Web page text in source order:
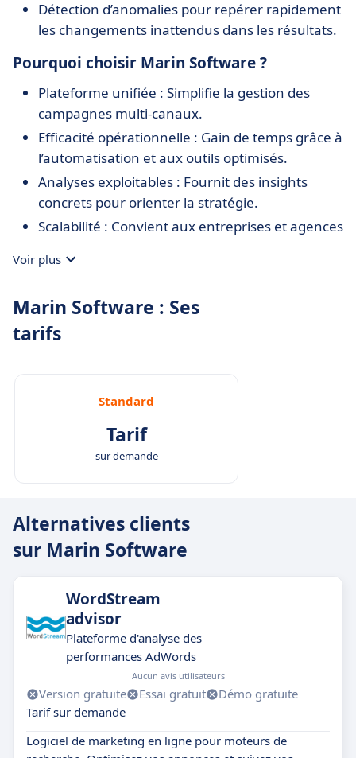
Détection d’anomalies pour repérer rapidement
les changements inattendus dans les résultats.
Pourquoi choisir Marin Software ?
Plateforme unifiée : Simplifie la gestion des
campagnes multi-canaux.
Efficacité opérationnelle : Gain de temps grâce à
l’automatisation et aux outils optimisés.
Analyses exploitables : Fournit des insights
concrets pour orienter la stratégie.
Scalabilité : Convient aux entreprises et agences
Support expert : Accompagnement stratégique
Voir plus
Marin Software : Ses
tarifs
Standard
Tarif
sur demande
Alternatives clients
sur Marin Software
WordStream
advisor
Plateforme d'analyse des
performances AdWords
Aucun avis utilisateurs
Version gratuite Essai gratuit
Démo gratuite
Tarif sur demande
Logiciel de marketing en ligne pour moteurs de